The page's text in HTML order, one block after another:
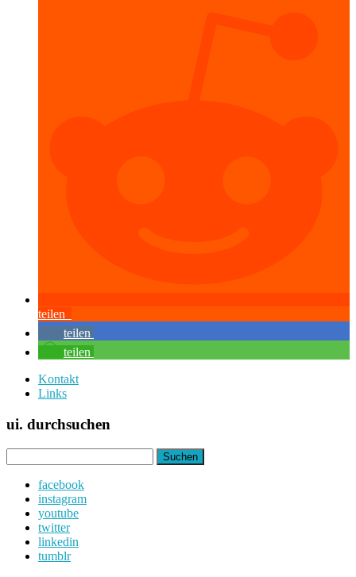
teilen
teilen
teilen
Kontakt
Links
ui. durchsuchen
nach:
facebook
instagram
youtube
twitter
linkedin
tumblr